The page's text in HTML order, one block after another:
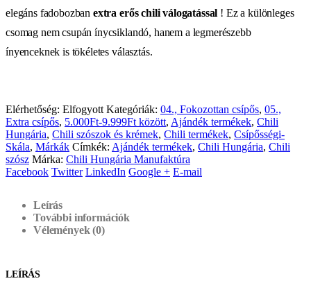
elegáns fadobozban extra erős chili válogatással ! Ez a különleges
csomag nem csupán ínycsiklandó, hanem a legmerészebb
ínyenceknek is tökéletes választás.
Elérhetőség: Elfogyott Kategóriák: 04., Fokozottan csípős, 05.,
Extra csípős, 5.000Ft-9.999Ft között, Ajándék termékek, Chili
Hungária, Chili szószok és krémek, Chili termékek, Csípősségi-
Skála, Márkák Címkék: Ajándék termékek, Chili Hungária, Chili
szósz Márka: Chili Hungária Manufaktúra
Facebook Twitter LinkedIn Google + E-mail
Leírás
További információk
Vélemények (0)
LEÍRÁS